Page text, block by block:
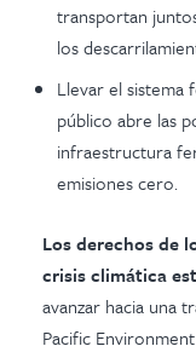
transportan
los
Llevar el sistema
público abre las
infraestructura
emisiones cero.
Los derechos de
crisis climática
avanzar hacia una
Pacific